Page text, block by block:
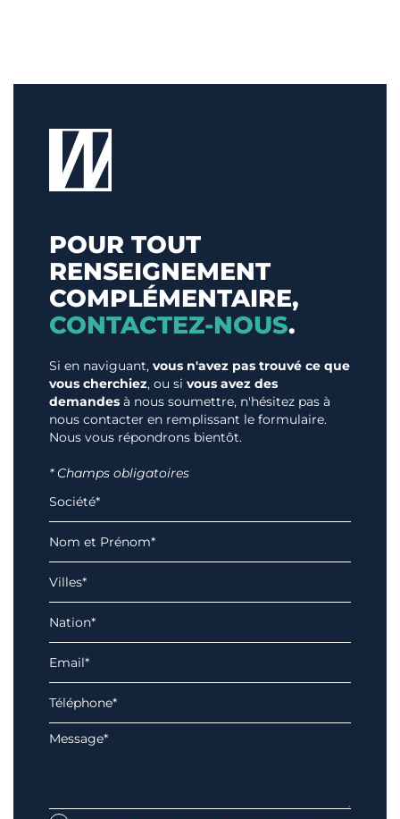
POUR TOUT
RENSEIGNEMENT
COMPLÉMENTAIRE,
CONTACTEZ-NOUS.
Si en naviguant, vous n'avez pas trouvé ce que
vous cherchiez, ou si vous avez des
demandes à nous soumettre, n'hésitez pas à
nous contacter en remplissant le formulaire.
Nous vous répondrons bientôt.
* Champs obligatoires